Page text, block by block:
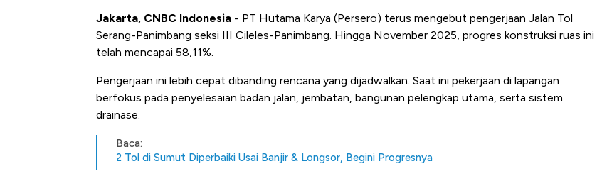
Jakarta, CNBC Indonesia - PT Hutama Karya (Persero) terus mengebut pengerjaan Jalan Tol
Serang-Panimbang seksi III Cileles-Panimbang. Hingga November 2025, progres konstruksi ruas ini
telah mencapai 58,11%.
Pengerjaan ini lebih cepat dibanding rencana yang dijadwalkan. Saat ini pekerjaan di lapangan
berfokus pada penyelesaian badan jalan, jembatan, bangunan pelengkap utama, serta sistem
drainase.
Baca:
2 Tol di Sumut Diperbaiki Usai Banjir & Longsor, Begini Progresnya